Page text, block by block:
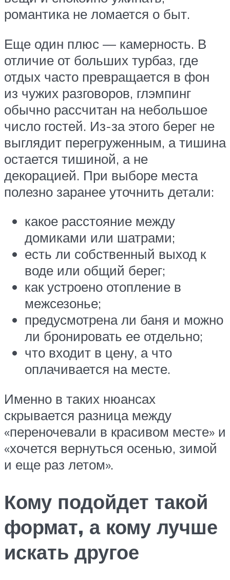
романтика не ломается о быт.
Еще один плюс — камерность. В
отличие от больших турбаз, где
отдых часто превращается в фон
из чужих разговоров, глэмпинг
обычно рассчитан на небольшое
число гостей. Из-за этого берег не
выглядит перегруженным, а тишина
остается тишиной, а не
декорацией. При выборе места
полезно заранее уточнить детали:
какое расстояние между
домиками или шатрами;
есть ли собственный выход к
воде или общий берег;
как устроено отопление в
межсезонье;
предусмотрена ли баня и можно
ли бронировать ее отдельно;
что входит в цену, а что
оплачивается на месте.
Именно в таких нюансах
скрывается разница между
«переночевали в красивом месте» и
«хочется вернуться осенью, зимой
и еще раз летом».
Кому подойдет такой
формат, а кому лучше
искать другое